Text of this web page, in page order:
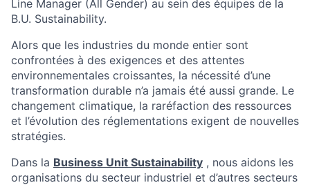
Line Manager (All Gender) au sein des équipes de la
B.U. Sustainability.
Alors que les industries du monde entier sont
confrontées à des exigences et des attentes
environnementales croissantes, la nécessité d’une
transformation durable n’a jamais été aussi grande. Le
changement climatique, la raréfaction des ressources
et l’évolution des réglementations exigent de nouvelles
stratégies.
Dans la Business Unit Sustainability , nous aidons les
organisations du secteur industriel et d’autres secteurs